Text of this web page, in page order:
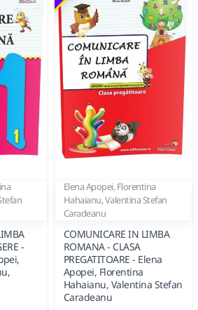
-
Elena Apopei, Florentina
Hahaianu, Valentina Stefan
Caradeanu
COMUNICARE IN LIMBA
ROMANA - CLASA
PREGATITOARE - Elena
Apopei, Florentina
Hahaianu, Valentina Stefan
Caradeanu